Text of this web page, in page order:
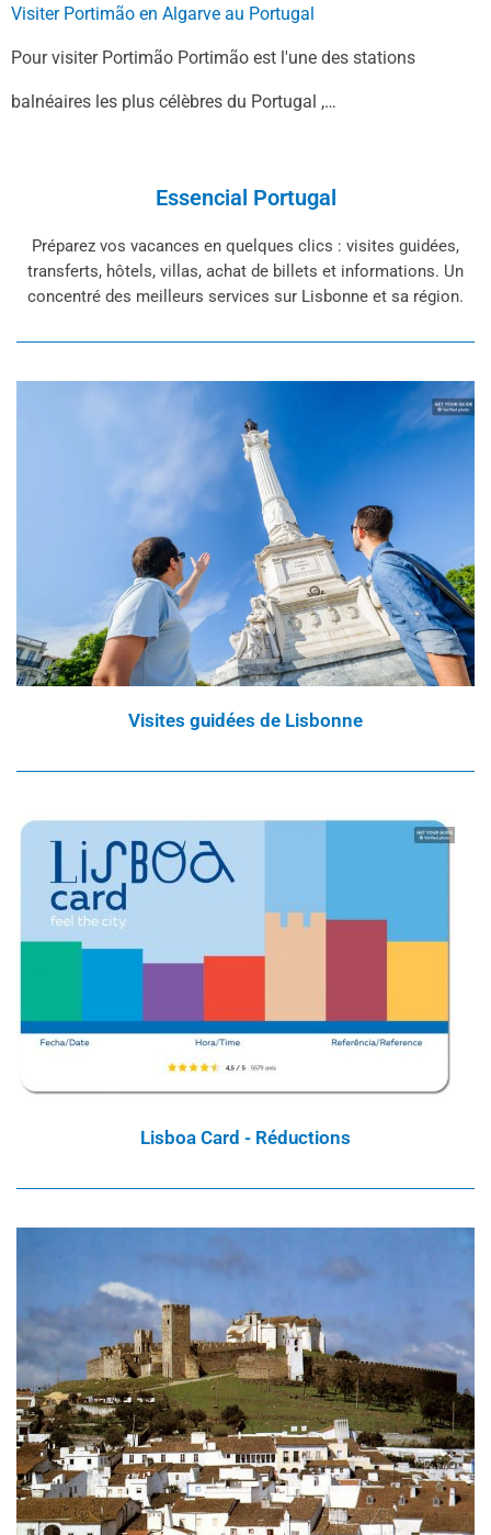
Visiter Portimão en Algarve au Portugal
Pour visiter Portimão Portimão est l'une des stations
balnéaires les plus célèbres du Portugal ,…
Essencial Portugal
Préparez vos vacances en quelques clics : visites guidées,
transferts, hôtels, villas, achat de billets et informations. Un
concentré des meilleurs services sur Lisbonne et sa région.
Visites guidées de Lisbonne
Lisboa Card - Réductions